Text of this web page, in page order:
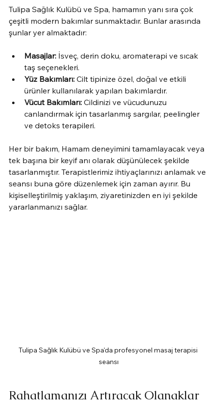
Tulipa Sağlık Kulübü ve Spa, hamamın yanı sıra çok
çeşitli modern bakımlar sunmaktadır. Bunlar arasında
şunlar yer almaktadır:
Masajlar: İsveç, derin doku, aromaterapi ve sıcak
taş seçenekleri.
Yüz Bakımları: Cilt tipinize özel, doğal ve etkili
ürünler kullanılarak yapılan bakımlardır.
Vücut Bakımları: Cildinizi ve vücudunuzu
canlandırmak için tasarlanmış sargılar, peelingler
ve detoks terapileri.
Her bir bakım, Hamam deneyimini tamamlayacak veya
tek başına bir keyif anı olarak düşünülecek şekilde
tasarlanmıştır. Terapistlerimiz ihtiyaçlarınızı anlamak ve
seansı buna göre düzenlemek için zaman ayırır. Bu
kişiselleştirilmiş yaklaşım, ziyaretinizden en iyi şekilde
yararlanmanızı sağlar.
Tulipa Sağlık Kulübü ve Spa'da profesyonel masaj terapisi
seansı
Rahatlamanızı Artıracak Olanaklar